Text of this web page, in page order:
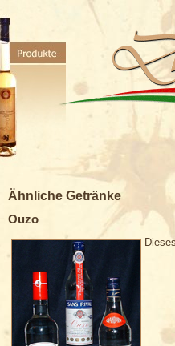
Ähnliche Getränke
Ouzo